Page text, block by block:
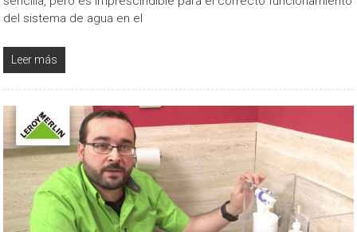
del sistema de agua en el
Leer más